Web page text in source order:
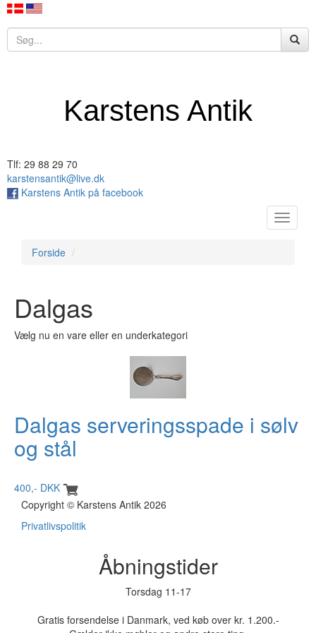
Karstens Antik
Tlf: 29 88 29 70
karstensantik@live.dk
Karstens Antik på facebook
Toggle
Forside
Dalgas
Vælg nu en vare eller en underkategori
Dalgas serveringsspade i sølv
og stål
400,- DKK
Copyright © Karstens Antik 2026
Privatlivspolitik
Åbningstider
Torsdag 11-17
Gratis forsendelse i Danmark, ved køb over kr. 1.200.-